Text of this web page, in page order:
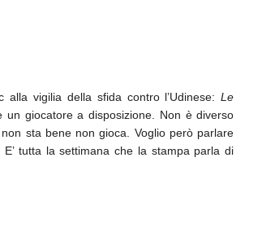
alla vigilia della sfida contro l’Udinese:Le
un giocatore a disposizione. Non è diverso
sta bene non gioca. Voglio però parlare
tutta la settimana che la stampa parla di